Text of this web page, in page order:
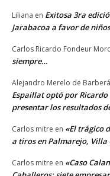
Liliana en Exitosa 3ra
Jarabacoa a favor de
Carlos Ricardo Fondeur
siempre…
Alejandro Merelo de
Espaillat optó por
presentar los resultados
Carlos mitre en «El trágico
a tiros en Palmarejo, Villa
Carlos mitre en «Caso